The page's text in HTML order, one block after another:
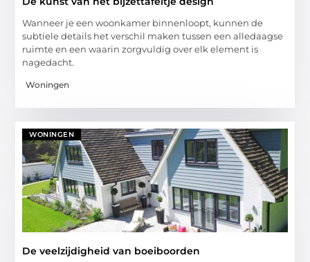
Wanneer je een woonkamer binnenloopt, kunnen de
subtiele details het verschil maken tussen een alledaagse
ruimte en een waarin zorgvuldig over elk element is
nagedacht.
Woningen
WONINGEN
De veelzijdigheid van boeiboorden